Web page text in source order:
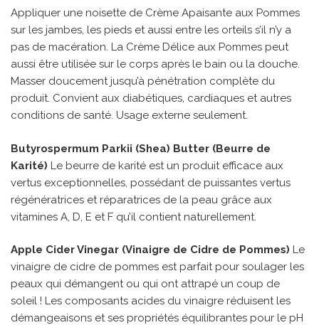
Appliquer une noisette de Crème Apaisante aux Pommes
sur les jambes, les pieds et aussi entre les orteils s’il n’y a
pas de macération. La Crème Délice aux Pommes peut
aussi être utilisée sur le corps après le bain ou la douche.
Masser doucement jusqu’à pénétration complète du
produit. Convient aux diabétiques, cardiaques et autres
conditions de santé. Usage externe seulement.
Butyrospermum Parkii (Shea) Butter (Beurre de
Karité) Le beurre de karité est un produit efficace aux
vertus exceptionnelles, possédant de puissantes vertus
régénératrices et réparatrices de la peau grâce aux
vitamines A, D, E et F qu’il contient naturellement.
Apple Cider Vinegar (Vinaigre de Cidre de Pommes) Le
vinaigre de cidre de pommes est parfait pour soulager les
peaux qui démangent ou qui ont attrapé un coup de
soleil ! Les composants acides du vinaigre réduisent les
démangeaisons et ses propriétés équilibrantes pour le pH